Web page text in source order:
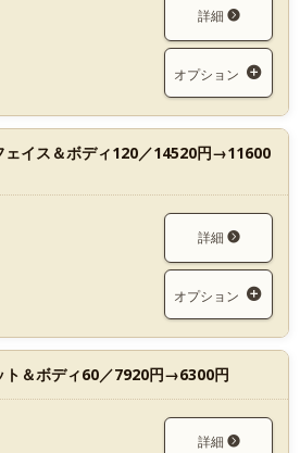
詳細
オプション
ェイス＆ボディ120／14520円→11600
詳細
オプション
ト＆ボディ60／7920円→6300円
詳細